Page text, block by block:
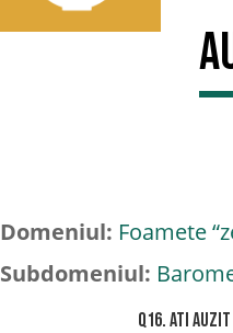
Domeniul: Foamete
Subdomeniul:
Q16. Ati